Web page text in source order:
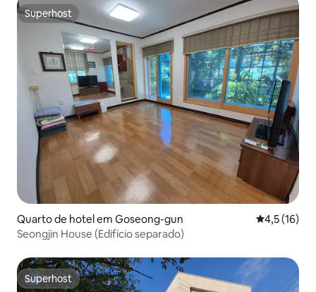
Superhost
Superhost
Quarto de hotel em Goseong-gun
4,5 (16)
Seongjin House (Edifício separado)
Superhost
Superhost